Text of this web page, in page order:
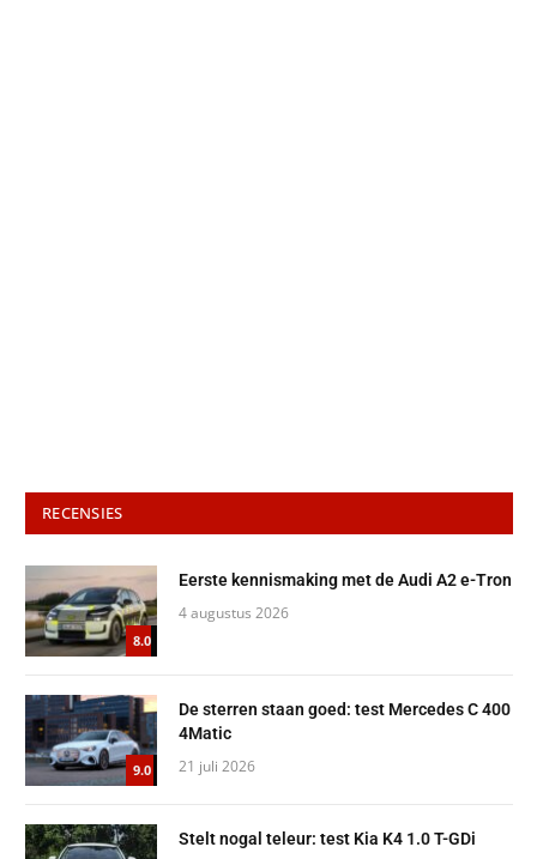
RECENSIES
8.0
Eerste kennismaking met de Audi A2 e-Tron
4 augustus 2026
9.0
De sterren staan goed: test Mercedes C 400
4Matic
21 juli 2026
Stelt nogal teleur: test Kia K4 1.0 T-GDi